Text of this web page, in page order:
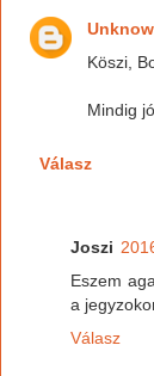
Köszi,
Mindig
Válasz
Joszi
Eszem
a
Válasz